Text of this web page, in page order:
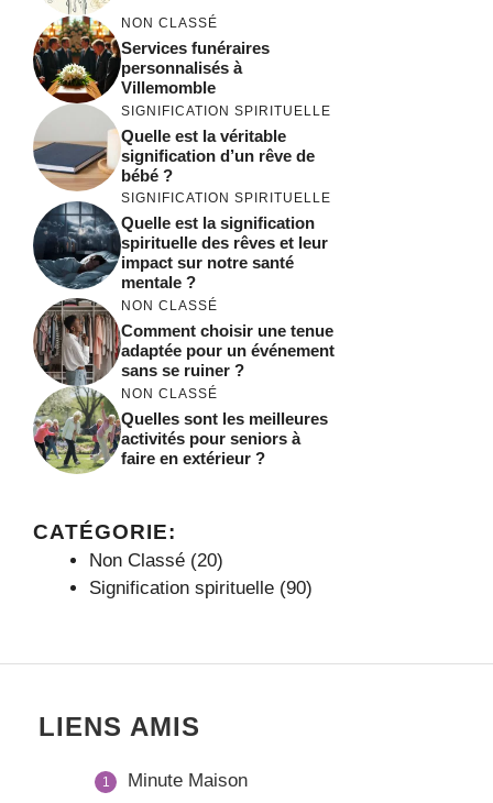
NON CLASSÉ
Services funéraires
personnalisés à
Villemomble
SIGNIFICATION SPIRITUELLE
Quelle est la véritable
signification d’un rêve de
bébé ?
SIGNIFICATION SPIRITUELLE
Quelle est la signification
spirituelle des rêves et leur
impact sur notre santé
mentale ?
NON CLASSÉ
Comment choisir une tenue
adaptée pour un événement
sans se ruiner ?
NON CLASSÉ
Quelles sont les meilleures
activités pour seniors à
faire en extérieur ?
CATÉGORIE:
Non Classé (20)
Signification spirituelle (90)
LIENS AMIS
Minute Maison